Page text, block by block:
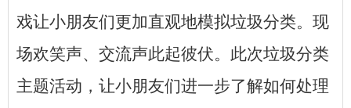
戏让小朋友们更加直观地模拟垃圾分类。现
场欢笑声、交流声此起彼伏。此次垃圾分类
主题活动，让小朋友们进一步了解如何处理